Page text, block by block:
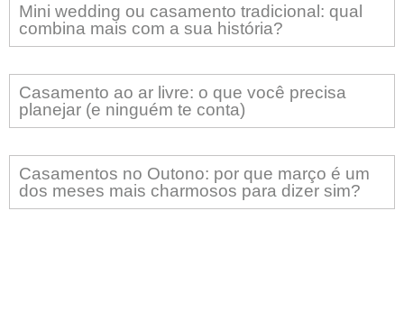
Mini wedding ou casamento tradicional: qual
combina mais com a sua história?
Casamento ao ar livre: o que você precisa
planejar (e ninguém te conta)
Casamentos no Outono: por que março é um
dos meses mais charmosos para dizer sim?